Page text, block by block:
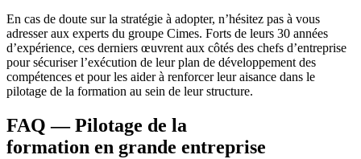
En cas de doute sur la stratégie à adopter, n’hésitez pas à vous
adresser aux experts du groupe Cimes. Forts de leurs 30 années
d’expérience, ces derniers œuvrent aux côtés des chefs d’entreprise
pour sécuriser l’exécution de leur plan de développement des
compétences et pour les aider à renforcer leur aisance dans le
pilotage de la formation au sein de leur structure.
FAQ — Pilotage de la
formation en grande entreprise